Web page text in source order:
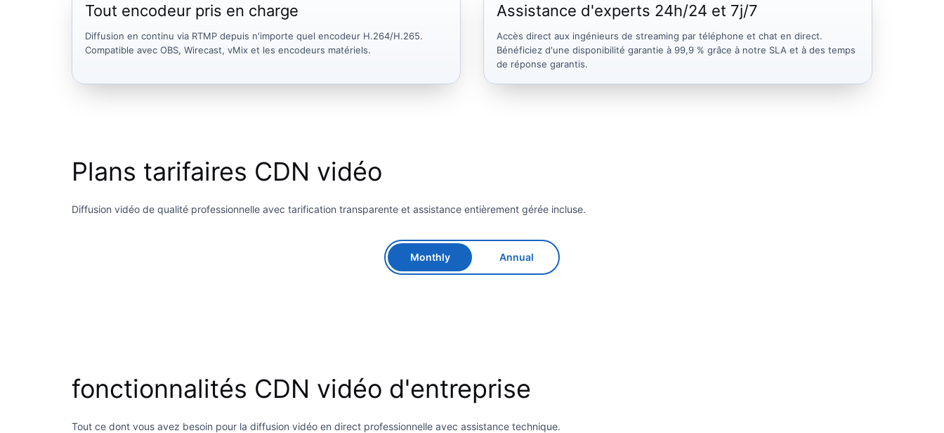
Tout encodeur pris en charge
Diffusion en continu via RTMP depuis n'importe quel encodeur H.264/H.265.
Compatible avec OBS, Wirecast, vMix et les encodeurs matériels.
Assistance d'experts 24h/24 et 7j/7
Accès direct aux ingénieurs de streaming par téléphone et chat en direct.
Bénéficiez d'une disponibilité garantie à 99,9 % grâce à notre SLA et à des temps
de réponse garantis.
Plans tarifaires CDN vidéo
Diffusion vidéo de qualité professionnelle avec tarification transparente et assistance entièrement gérée incluse.
Monthly Annual
fonctionnalités CDN vidéo d'entreprise
Tout ce dont vous avez besoin pour la diffusion vidéo en direct professionnelle avec assistance technique.